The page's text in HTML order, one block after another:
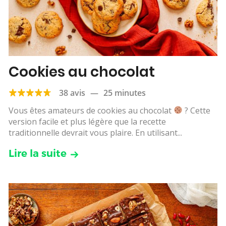
Cookies au chocolat
38 avis — 25 minutes
Vous êtes amateurs de cookies au chocolat
? Cette
version facile et plus légère que la recette
traditionnelle devrait vous plaire. En utilisant...
Lire la suite